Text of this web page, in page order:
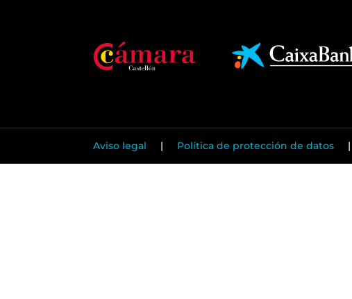
Aviso legal | Política de protección de datos